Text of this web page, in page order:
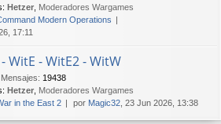
Hetzer Moderadores Wargames
Modern Operations
17:11
WitE - WitE2 - WitW
Mensajes: 19438
Hetzer Moderadores Wargames
in the East 2 por Magic32 , 23 Jun 2026, 13:38